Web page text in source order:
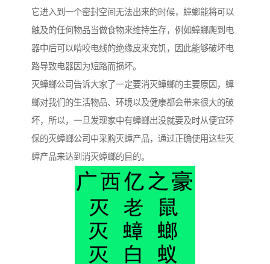
它进入到一个密封空间无法出来的时候，蟑螂能将可以
触及的任何物品当做食物来维持生存，例如蟑螂爬到电
器中后可以啃咬电线的绝缘皮来充饥，因此能够破坏电
路导致电器因为短路而损坏。
灭蟑螂公司告诉大家了一定要消灭蟑螂的主要原因，蟑
螂对我们的生活物品、环境以及健康都会带来很大的破
坏，所以，一旦发现家中有蟑螂出没就要及时从便宜环
保的灭蟑螂公司中采购灭蟑产品，通过正确使用这些灭
蟑产品来达到消灭蟑螂的目的。